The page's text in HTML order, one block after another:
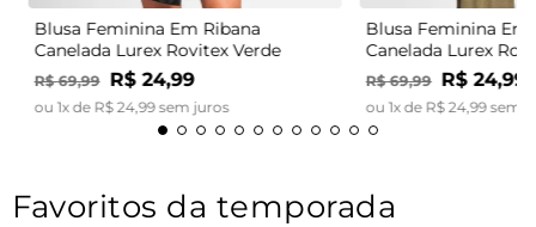
Blusa Feminina Em Ribana
Canelada Lurex Rovitex Verde
R$ 69,99 R$ 24,99
ou 1x de R$ 24,99sem juros
Blusa Feminina Em
Canelada Lurex
R$ 69,99 R$ 24,99
ou 1x de R$ 24,99sem
Favoritos da temporada